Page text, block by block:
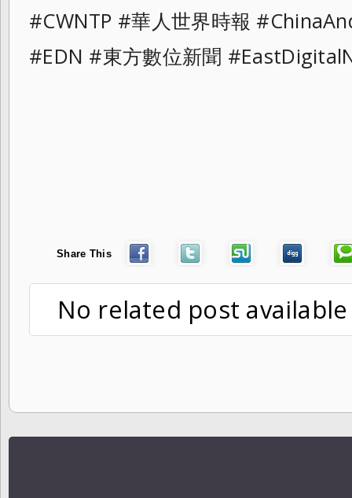
#CWNTP #華人世界時報
#EDN #東方數位新聞
Share This
No related post available